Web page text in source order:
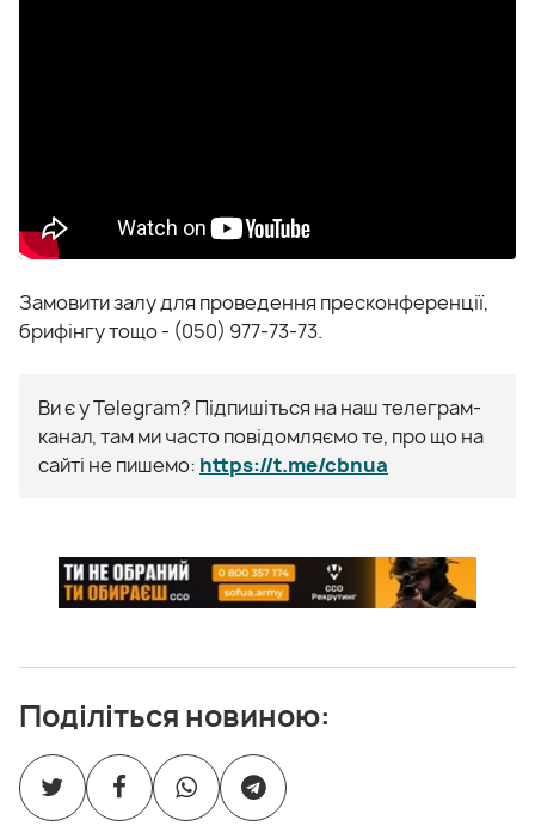
Замовити залу для проведення пресконференції,
брифінгу тощо - (050) 977-73-73.
Ви є у Telegram? Підпишіться на наш телеграм-
канал, там ми часто повідомляємо те, про що на
сайті не пишемо: https://t.me/cbnua
Поділіться новиною: